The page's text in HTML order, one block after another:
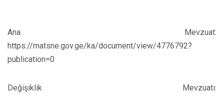
Ana Mevzuat:
https://matsne.gov.ge/ka/document/view/4776792?
publication=0
Değişiklik Mevzuatı: